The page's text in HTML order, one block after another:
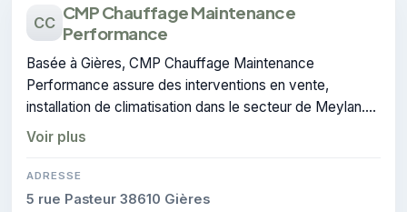
CC CMP Chauffage Maintenance
Performance
Basée à Gières, CMP Chauffage Maintenance
Performance assure des interventions en vente,
installation de climatisation dans le secteur de Meylan.
CERTIFIE : cette certification atteste du savoir-faire de
l'entreprise.
Voir plus
ADRESSE
5 rue Pasteur 38610 Gières